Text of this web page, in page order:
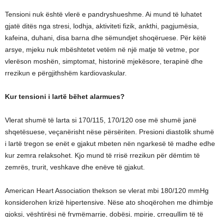
Tensioni nuk është vlerë e pandryshueshme. Ai mund të luhatet
gjatë ditës nga stresi, lodhja, aktiviteti fizik, ankthi, pagjumësia,
kafeina, duhani, disa barna dhe sëmundjet shoqëruese. Për këtë
arsye, mjeku nuk mbështetet vetëm në një matje të vetme, por
vlerëson moshën, simptomat, historinë mjekësore, terapinë dhe
rrezikun e përgjithshëm kardiovaskular.
Kur tensioni i lartë bëhet alarmues?
Vlerat shumë të larta si 170/115, 170/120 ose më shumë janë
shqetësuese, veçanërisht nëse përsëriten. Presioni diastolik shumë
i lartë tregon se enët e gjakut mbeten nën ngarkesë të madhe edhe
kur zemra relaksohet. Kjo mund të rrisë rrezikun për dëmtim të
zemrës, trurit, veshkave dhe enëve të gjakut.
American Heart Association thekson se vlerat mbi 180/120 mmHg
konsiderohen krizë hipertensive. Nëse ato shoqërohen me dhimbje
gjoksi, vështirësi në frymëmarrje, dobësi, mpirje, çrregullim të të